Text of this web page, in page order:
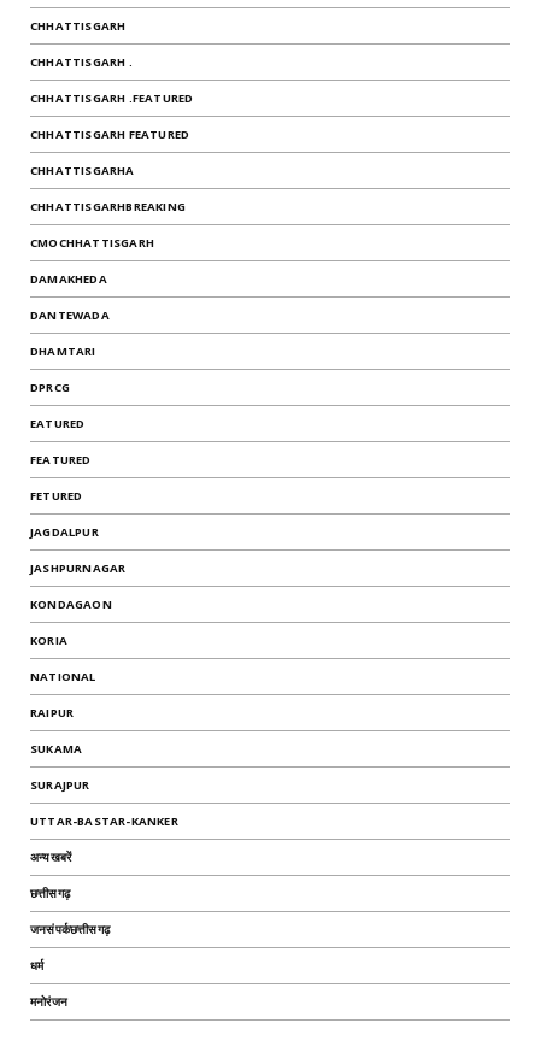
CHHATTISGARH
CHHATTISGARH .
CHHATTISGARH .FEATURED
CHHATTISGARH FEATURED
CHHATTISGARHA
CHHATTISGARHBREAKING
CMOCHHATTISGARH
DAMAKHEDA
DANTEWADA
DHAMTARI
DPRCG
EATURED
FEATURED
FETURED
JAGDALPUR
JASHPURNAGAR
KONDAGAON
KORIA
NATIONAL
RAIPUR
SUKAMA
SURAJPUR
UTTAR-BASTAR-KANKER
अन्यखबरें
छत्तीसगढ़
जनसंपर्कछत्तीसगढ़
धर्म
मनोरंजन